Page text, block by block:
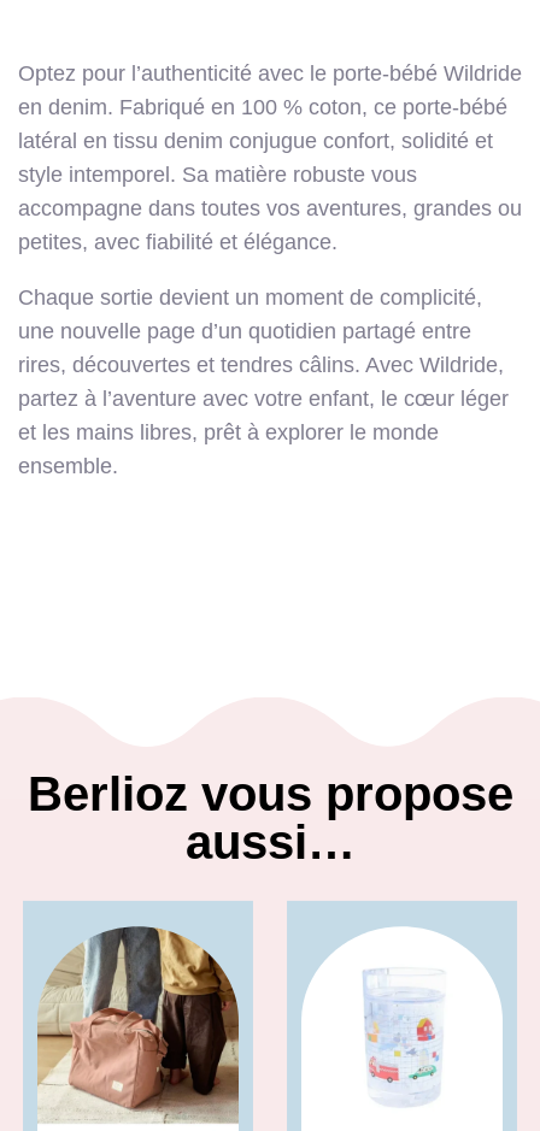
Optez pour l’authenticité avec le porte-bébé Wildride
en denim. Fabriqué en 100 % coton, ce porte-bébé
latéral en tissu denim conjugue confort, solidité et
style intemporel. Sa matière robuste vous
accompagne dans toutes vos aventures, grandes ou
petites, avec fiabilité et élégance.
Chaque sortie devient un moment de complicité,
une nouvelle page d’un quotidien partagé entre
rires, découvertes et tendres câlins. Avec Wildride,
partez à l’aventure avec votre enfant, le cœur léger
et les mains libres, prêt à explorer le monde
ensemble.
Berlioz vous propose
aussi…